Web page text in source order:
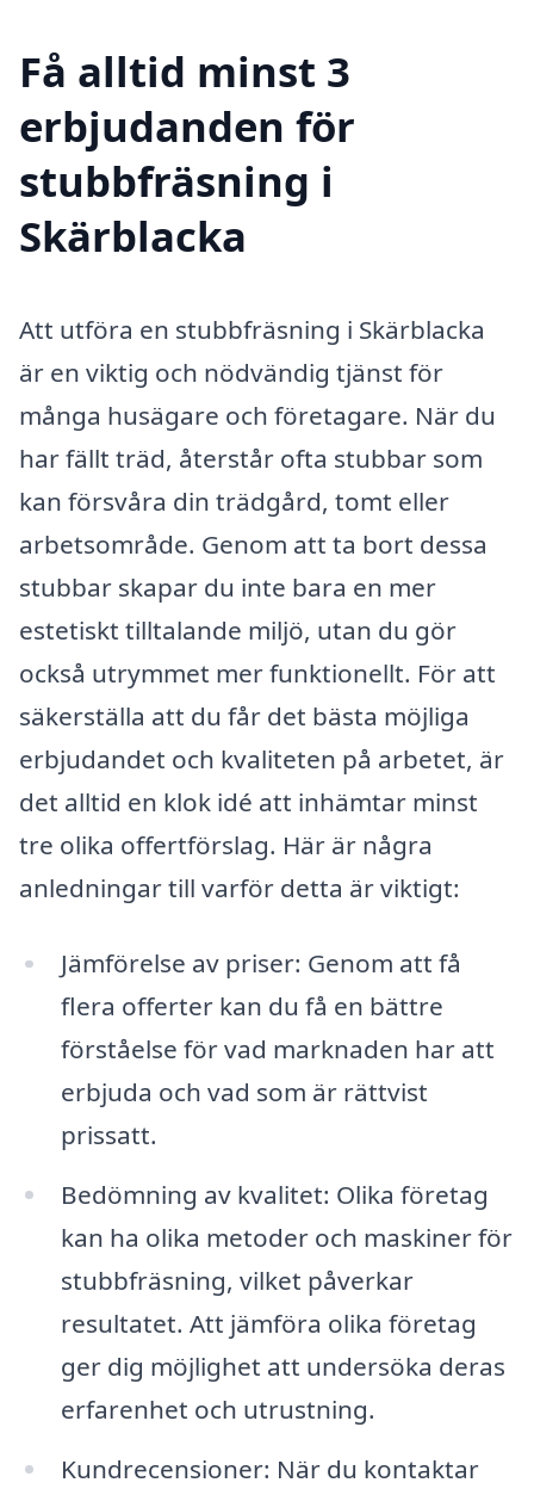
Få alltid minst 3
erbjudanden för
stubbfräsning i
Skärblacka
Att utföra en stubbfräsning i Skärblacka
är en viktig och nödvändig tjänst för
många husägare och företagare. När du
har fällt träd, återstår ofta stubbar som
kan försvåra din trädgård, tomt eller
arbetsområde. Genom att ta bort dessa
stubbar skapar du inte bara en mer
estetiskt tilltalande miljö, utan du gör
också utrymmet mer funktionellt. För att
säkerställa att du får det bästa möjliga
erbjudandet och kvaliteten på arbetet, är
det alltid en klok idé att inhämtar minst
tre olika offertförslag. Här är några
anledningar till varför detta är viktigt:
Jämförelse av priser: Genom att få
flera offerter kan du få en bättre
förståelse för vad marknaden har att
erbjuda och vad som är rättvist
prissatt.
Bedömning av kvalitet: Olika företag
kan ha olika metoder och maskiner för
stubbfräsning, vilket påverkar
resultatet. Att jämföra olika företag
ger dig möjlighet att undersöka deras
erfarenhet och utrustning.
Kundrecensioner: När du kontaktar